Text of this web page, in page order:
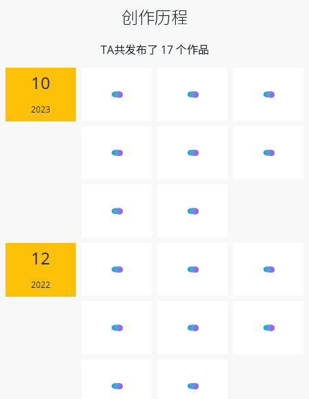
创作历程
TA共发布了 17 个作品
10
2023
12
2022